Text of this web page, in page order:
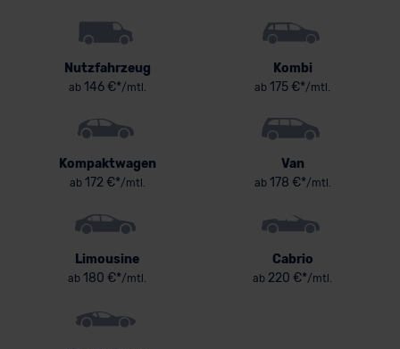
Nutzfahrzeug
ab146 €*/mtl.
Kombi
ab 175 €*/mtl.
Kompaktwagen
ab172 €*/mtl.
Van
ab178 €*/mtl.
Limousine
ab 180 €*/mtl.
Cabrio
ab 220 €*/mtl.